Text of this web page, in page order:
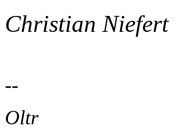
Christian Niefert
--
Oltr